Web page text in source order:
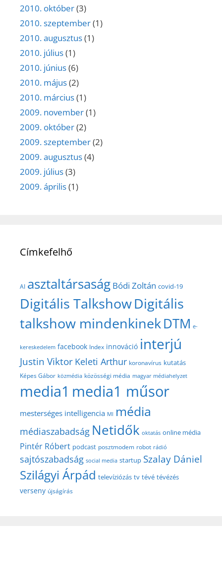
2010. október(3)
2010. szeptember(1)
2010. augusztus(1)
2010. július(1)
2010. június(6)
2010. május(2)
2010. március(1)
2009. november(1)
2009. október(2)
2009. szeptember(2)
2009. augusztus(4)
2009. július(3)
2009. április(1)
Címkefelhő
AI asztaltársaság Bódi Zoltán covid-19
Digitális TalkshowDigitális
talkshow mindenkinekDTM e-
kereskedelem facebook Index innováció interjú
Justin Viktor Keleti Arthur koronavírus kutatás
Képes Gábor közmédia közösségi média magyar médiahelyzet
media1 media1 műsor
mesterséges intelligencia MI média
médiaszabadság Netidők oktatás online média
Pintér Róbert podcast posztmodem robot rádió
sajtószabadság social media startup Szalay Dániel
Szilágyi Árpád televíziózás tv tévé tévézés
verseny újságírás